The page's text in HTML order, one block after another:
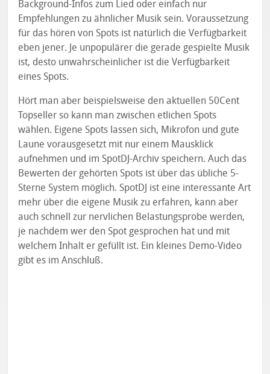
Background-Infos zum Lied oder einfach nur
Empfehlungen zu ähnlicher Musik sein. Voraussetzung
für das hören von Spots ist natürlich die Verfügbarkeit
eben jener. Je unpopulärer die gerade gespielte Musik
ist, desto unwahrscheinlicher ist die Verfügbarkeit
eines Spots.
Hört man aber beispielsweise den aktuellen 50Cent
Topseller so kann man zwischen etlichen Spots
wählen. Eigene Spots lassen sich, Mikrofon und gute
Laune vorausgesetzt mit nur einem Mausklick
aufnehmen und im SpotDJ-Archiv speichern. Auch das
Bewerten der gehörten Spots ist über das übliche 5-
Sterne System möglich. SpotDJ ist eine interessante Art
mehr über die eigene Musik zu erfahren, kann aber
auch schnell zur nervlichen Belastungsprobe werden,
je nachdem wer den Spot gesprochen hat und mit
welchem Inhalt er gefüllt ist. Ein kleines Demo-Video
gibt es im Anschluß.